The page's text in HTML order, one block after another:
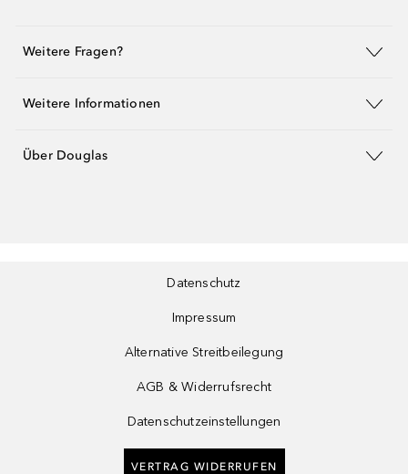
Weitere Fragen?
Weitere Informationen
Über Douglas
Datenschutz
Impressum
Alternative Streitbeilegung
AGB & Widerrufsrecht
Datenschutzeinstellungen
VERTRAG WIDERRUFEN